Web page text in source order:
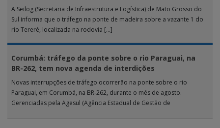
A Seilog (Secretaria de Infraestrutura e Logística) de Mato Grosso do
Sul informa que o tráfego na ponte de madeira sobre a vazante 1 do
rio Tereré, localizada na rodovia […]
Corumbá: tráfego da ponte sobre o rio Paraguai, na
BR-262, tem nova agenda de interdições
Novas interrupções de tráfego ocorrerão na ponte sobre o rio
Paraguai, em Corumbá, na BR-262, durante o mês de agosto.
Gerenciadas pela Agesul (Agência Estadual de Gestão de